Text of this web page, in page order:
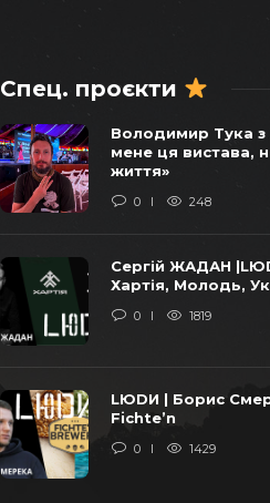
Віктор Балога
продаж останніх
бомбардувальників
«Віджати» Карпати:
У закарпатській
кошти та за
Спец. проєкти
Володимир Тука з
мене ця вистава,
життя»
0 248
Сергій ЖАДАН
Хартія, Молодь,
0 1819
LЮDИ | Борис
Fichte’n
0 1429